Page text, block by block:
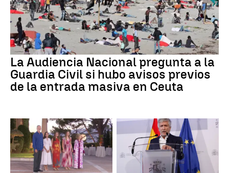
La Audiencia Nacional pregunta a la
Guardia Civil si hubo avisos previos
de la entrada masiva en Ceuta